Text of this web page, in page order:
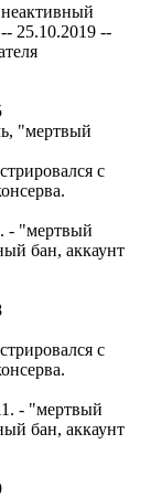
25.10.2019 --
"мертвый
с
- "мертвый
бан, аккаунт
с
- "мертвый
бан, аккаунт